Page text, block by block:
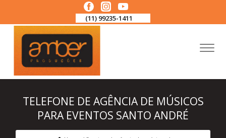
(11) 99235-1411
TELEFONE DE AGÊNCIA DE MÚSICOS
PARA EVENTOS SANTO ANDRÉ